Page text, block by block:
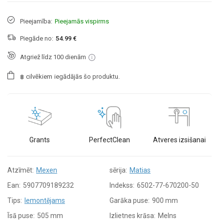
Pieejamība: Pieejamās vispirms
Piegāde no: 54.99 €
Atgriež līdz 100 dienām
8 cilvēkiem iegādājās šo produktu.
Grants PerfectClean Atveres izsišanai
Atzīmēt: Mexen sērija: Matias
Ean: 5907709189232 Indekss: 6502-77-670200-50
Tips: Iemontējams Garāka puse: 900 mm
Īsā puse: 505 mm Izlietnes krāsa: Melns